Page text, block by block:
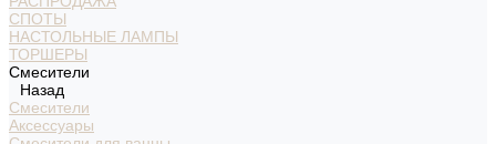
СПОТЫ
НАСТОЛЬНЫЕ ЛАМПЫ
ТОРШЕРЫ
Смесители
Назад
Смесители
Аксессуары